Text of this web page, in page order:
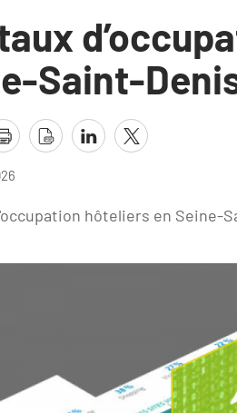
Saint-
hôteliers en Seine-